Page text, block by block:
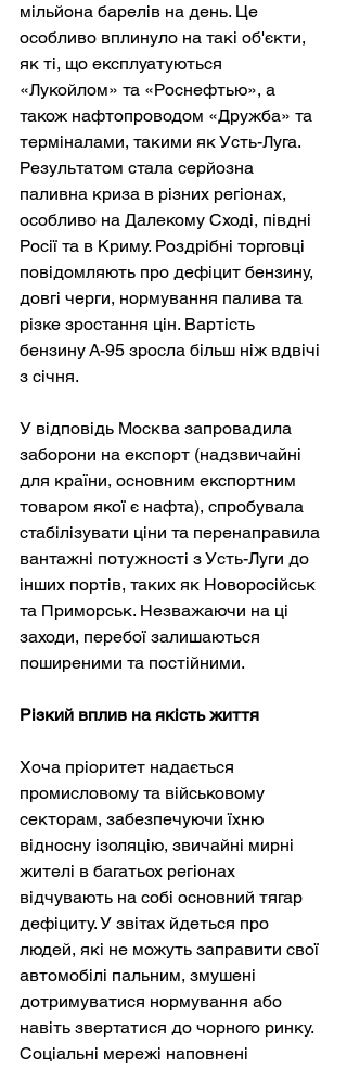
мільйона барелів на день. Це
особливо вплинуло на такі об'єкти,
як ті, що експлуатуються
«Лукойлом» та «Роснефтью», а
також нафтопроводом «Дружба» та
терміналами, такими як Усть-Луга.
Результатом стала серйозна
паливна криза в різних регіонах,
особливо на Далекому Сході, півдні
Росії та в Криму. Роздрібні торговці
повідомляють про дефіцит бензину,
довгі черги, нормування палива та
різке зростання цін. Вартість
бензину А-95 зросла більш ніж вдвічі
з січня.
У відповідь Москва запровадила
заборони на експорт (надзвичайні
для країни, основним експортним
товаром якої є нафта), спробувала
стабілізувати ціни та перенаправила
вантажні потужності з Усть-Луги до
інших портів, таких як Новоросійськ
та Приморськ. Незважаючи на ці
заходи, перебої залишаються
поширеними та постійними.
Різкий вплив на якість життя
Хоча пріоритет надається
промисловому та військовому
секторам, забезпечуючи їхню
відносну ізоляцію, звичайні мирні
жителі в багатьох регіонах
відчувають на собі основний тягар
дефіциту. У звітах йдеться про
людей, які не можуть заправити свої
автомобілі пальним, змушені
дотримуватися нормування або
навіть звертатися до чорного ринку.
Соціальні мережі наповнені